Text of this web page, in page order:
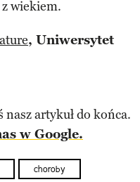
wiekiem.
, Uniwersytet
nasz artykuł do końca.
w Google.
choroby